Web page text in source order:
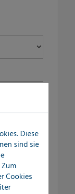
Diese
sind sie
Cookies